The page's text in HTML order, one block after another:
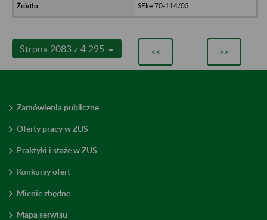
SEke 70-114/03
Strona 2083 z 4 295 << >>
Zamówienia publiczne
Oferty pracy w ZUS
Praktyki i staże w ZUS
Konkursy ofert
Mienie zbędne
Mapa serwisu